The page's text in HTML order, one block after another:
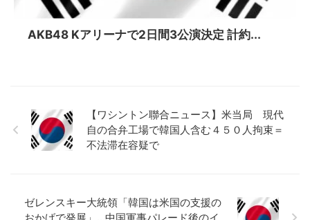
AKB48 Kアリーナで2日間3公演決定 計約...
【ワシントン聯合ニュース】米当局 現代
自の合弁工場で韓国人含む４５０人拘束＝
不法滞在容疑で
ゼレンスキー大統領「韓国は米国の支援の